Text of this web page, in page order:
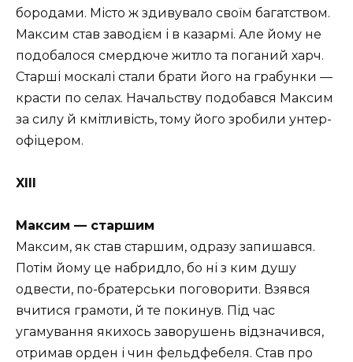
бородами. Місто ж здивувало своїм багатством.
Максим став заводієм і в казармі. Але йому не
подобалося смердюче житло та поганий харч.
Старші москалі стали брати його на грабунки —
красти по селах. Начальству подобався Максим
за силу й кмітливість, тому його зробили унтер-
офіцером.
XIII
Максим — старшим
Максим, як став старшим, одразу запишався.
Потім йому це набридло, бо ні з ким душу
одвести, по-братерськи поговорити. Взявся
вчитися грамоти, й те покинув. Під час
угамування якихось заворушень відзначився,
отримав орден і чин фельдфебеля. Став про